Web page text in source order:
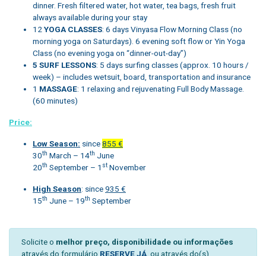
dinner. Fresh filtered water, hot water, tea bags, fresh fruit
always available during your stay
12YOGA CLASSES: 6 days Vinyasa Flow Morning Class (no
morning yoga on Saturdays). 6 evening soft flow or Yin Yoga
Class (no evening yoga on “dinner-out-day”)
5 SURF LESSONS: 5 days surfing classes (approx. 10 hours /
week) – includes wetsuit, board, transportation and insurance
1 MASSAGE: 1 relaxing and rejuvenating Full Body Massage.
(60 minutes)
Price:
Low Season: since855 €
30th March – 14th June
20th September – 1 st November
High Season: since935 €
15th June – 19th September
Solicite o melhor preço, disponibilidade ou informações
através do formulário RESERVE JÁ, ou através do(s)